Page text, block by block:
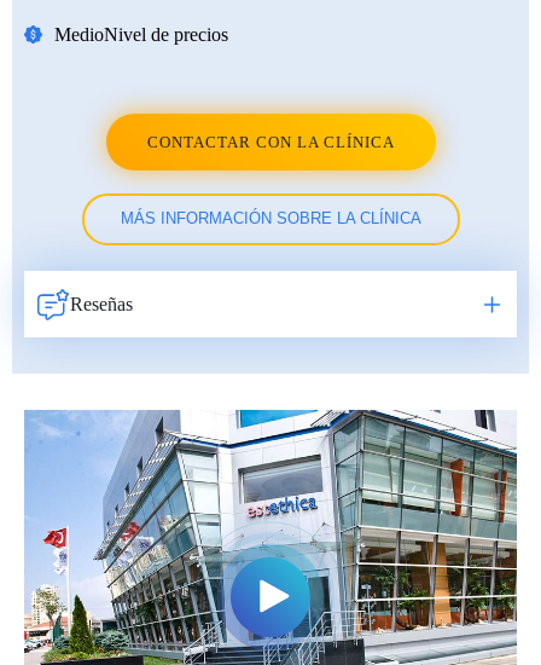
MedioNivel de precios
CONTACTAR CON LA CLÍNICA
MÁS INFORMACIÓN SOBRE LA CLÍNICA
Reseñas